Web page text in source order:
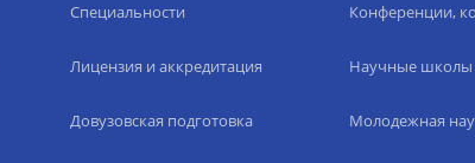
Специальности
Лицензия и аккредитация
Довузовская подготовка
Конференции,
Научные школы
Молодежная